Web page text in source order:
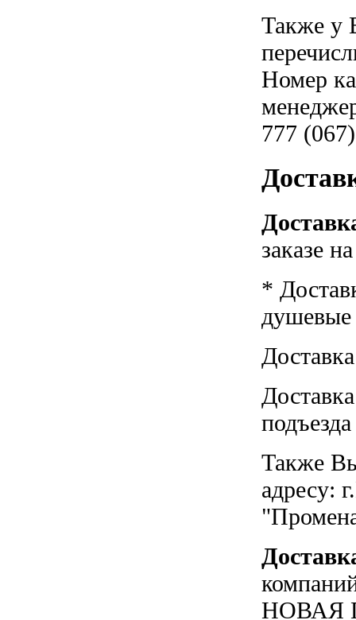
Также у
Номер
777
заказе
*
душевые
Также
адресу:
НОВАЯ